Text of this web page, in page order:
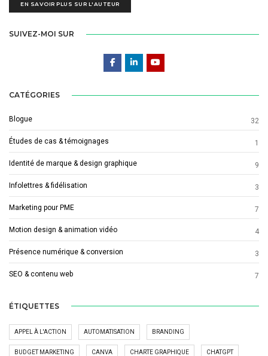
EN SAVOIR PLUS SUR L'AUTEUR
SUIVEZ-MOI SUR
CATÉGORIES
Blogue 32
Études de cas & témoignages 1
Identité de marque & design graphique 9
Infolettres & fidélisation 3
Marketing pour PME 7
Motion design & animation vidéo 4
Présence numérique & conversion 3
SEO & contenu web 7
ÉTIQUETTES
APPEL À L'ACTION AUTOMATISATION BRANDING
BUDGET MARKETING CANVA CHARTE GRAPHIQUE CHATGPT